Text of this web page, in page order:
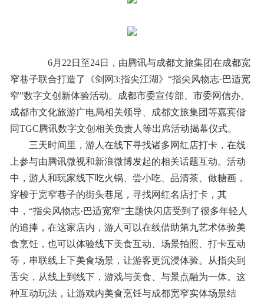
6月22日至24日，由腾讯与成都文旅集团在成都宽
窄巷子联合打造了《剑网3:指尖江湖》“指尖风物志·巴适宽
窄”数字文创新体验活动。成都市委宣传部、市委网信办、
成都市文化旅游广电局相关领导、成都文旅集团等嘉宾偕
同TGC腾讯数字文创相关负责人等出席活动揭幕仪式。
三天时间里，游人在线下寻找诸多网红店打卡，在线
上参与由腾讯微视和新浪微博发起的相关话题互动。活动
中，游人和玩家线下吃火锅、尝小吃、品清茶、做糖画，
穿梭于宽窄巷子的街头巷尾，寻找网红名店打卡，其
中，“指尖风物志·巴适宽窄”主题快闪店受到了很多年轻人
的追捧，在这家店内，游人可以在线借助第九艺术体验美
食烹饪，也可以体验线下美食互动、场景拍照、打卡互动
等，串联线上下美食场景，让游客更沉浸体验。从指尖到
舌尖，从线上到线下，游戏与美食、与景点融为一体。这
种互动玩法，让游戏内美食烹饪与成都宽窄实体场景结